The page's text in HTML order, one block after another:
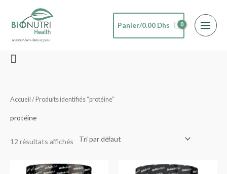
contenu
Panier/0.00 Dhs
Rechercher
Accueil / Produits identifiés “protéine”
protéine
12 résultats affichés